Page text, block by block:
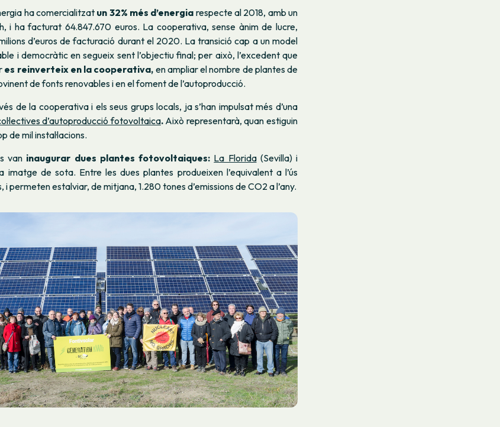
ha comercialitzat un 32% més d’energia respecte al 2018, amb un
i ha facturat 64.847.670 euros. La cooperativa, sense ànim de lucre,
d’euros de facturació durant el 2020. La transició cap a un model
i democràtic en segueix sent l’objectiu final; per això, l’excedent que
es reinverteix en la cooperativa, en ampliar el nombre de plantes de
de fonts renovables i en el foment de l’autoproducció.
de la cooperativa i els seus grups locals, ja s’han impulsat més d’una
d’autoproducció fotovoltaica.Això representarà, quan estiguin
de mil instal·lacions.
van inaugurar dues plantes fotovoltaiques: La Florida(Sevilla) i
imatge de sota. Entre les dues plantes produeixen l’equivalent a l’ús
permeten estalviar, de mitjana, 1.280 tones d’emissions de CO2 a l’any.